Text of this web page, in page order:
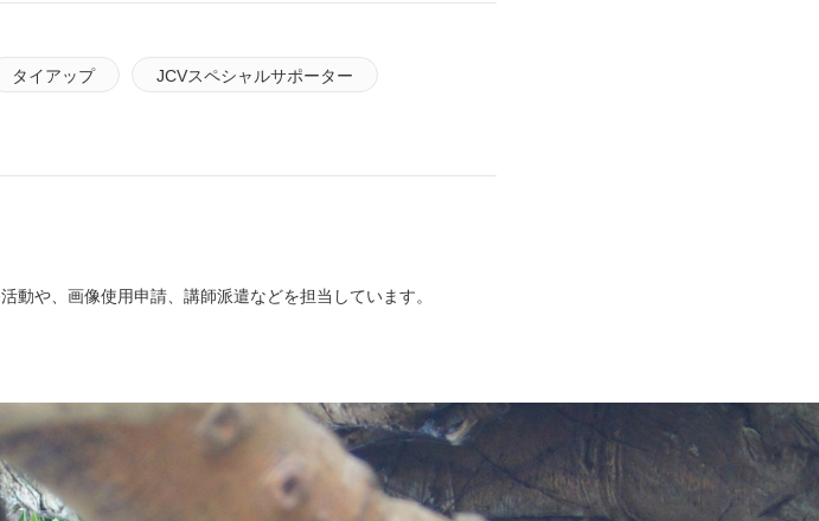
タイアップ JCVスペシャルサポーター
動や、画像使用申請、講師派遣などを担当しています。